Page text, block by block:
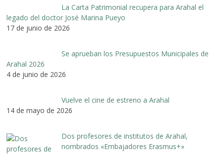
La Carta Patrimonial recupera para Arahal el
legado del doctor José Marina Pueyo
17 de junio de 2026
Se aprueban los Presupuestos Municipales de
Arahal 2026
4 de junio de 2026
Vuelve el cine de estreno a Arahal
14 de mayo de 2026
Dos profesores de institutos de Arahal,
nombrados «Embajadores Erasmus+»